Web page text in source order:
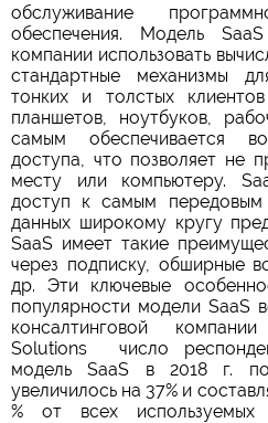
обслуживание
обеспечения. Модель
компании использовать
стандартные механизмы
тонких и толстых
планшетов, ноутбуков,
самым обеспечивается
доступа, что позволяет не
месту или компьютеру.
доступ к самым передовым
данных широкому кругу
SaaS имеет такие
через подписку, обширные
др. Эти ключевые
популярности модели
консалтинговой
Solutions число
модель SaaS в 2018 г.
увеличилось на 37% и
% от всех используемых